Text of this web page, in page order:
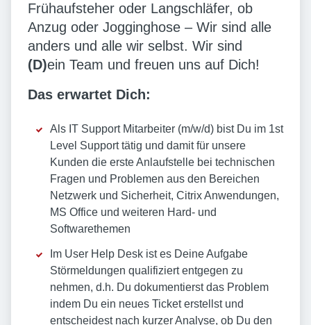
Frühaufsteher oder Langschläfer, ob
Anzug oder Jogginghose – Wir sind alle
anders und alle wir selbst. Wir sind
(D)ein Team und freuen uns auf Dich!
Das erwartet Dich:
Als IT Support Mitarbeiter (m/w/d) bist Du im 1st
Level Support tätig und damit für unsere
Kunden die erste Anlaufstelle bei technischen
Fragen und Problemen aus den Bereichen
Netzwerk und Sicherheit, Citrix Anwendungen,
MS Office und weiteren Hard- und
Softwarethemen
Im User Help Desk ist es Deine Aufgabe
Störmeldungen qualifiziert entgegen zu
nehmen, d.h. Du dokumentierst das Problem
indem Du ein neues Ticket erstellst und
entscheidest nach kurzer Analyse, ob Du den